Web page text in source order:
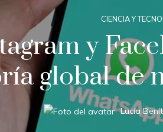
CIENCIA Y
y
global de
Lucía